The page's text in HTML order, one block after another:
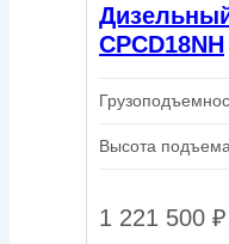
CPСD18NH
Высота
1 221 500 ₽